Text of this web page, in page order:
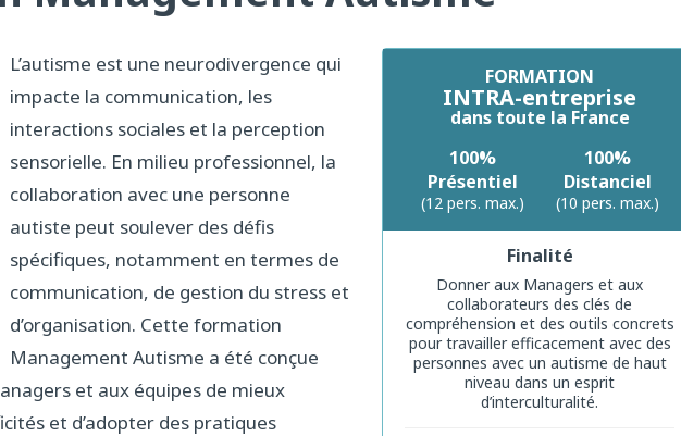
FORMATION
INTRA-entreprise
dans toute la France
100%
Présentiel
(12 pers. max.)
100%
Distanciel
(10 pers. max.)
Finalité
Donner aux Managers et aux
collaborateurs des clés de
compréhension et des outils concrets
pour travailler efficacement avec des
personnes avec un autisme de haut
niveau dans un esprit
d’interculturalité.
L’autisme est une neurodivergence qui
impacte la communication, les
interactions sociales et la perception
sensorielle. En milieu professionnel, la
collaboration avec une personne
autiste peut soulever des défis
spécifiques, notamment en termes de
communication, de gestion du stress et
d’organisation. Cette formation
Management Autisme a été conçue
et aux équipes de mieux
et d’adopter des pratiques